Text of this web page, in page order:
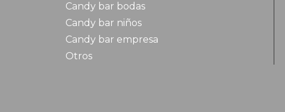
Candy bar bodas
Candy bar niños
Candy bar empresa
Otros